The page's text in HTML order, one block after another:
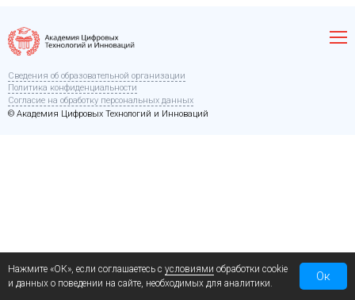
Сведения об образовательной организации
Политика конфиденциальности
Согласие на обработку персональных данных
© Академия Цифровых Технологий и Инноваций
Нажмите «ОК», если соглашаетесь с условиями обработки cookie
и данных о поведении на сайте, необходимых для аналитики.
Ок